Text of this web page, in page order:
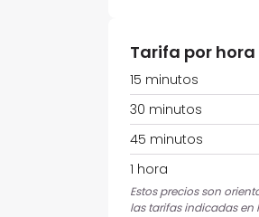
Tarifa por hora
15 minutos
30 minutos
45 minutos
1 hora
Estos precios son
las tarifas indicadas en